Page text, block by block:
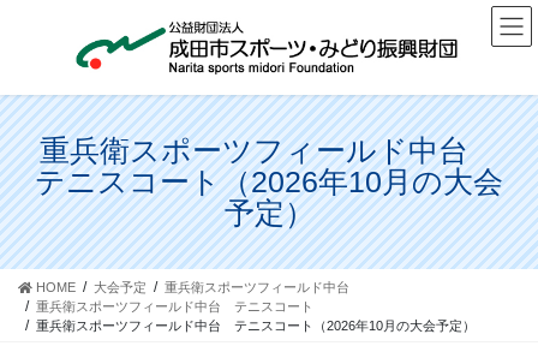
ツ
に
移
動
シ
ョ
ン
に
移
動
重兵衛スポーツフィールド中台
テニスコート（2026年10月の大会
予定）
HOME 大会予定
重兵衛スポーツフィールド中台
重兵衛スポーツフィールド中台 テニスコート
重兵衛スポーツフィールド中台 テニスコート（2026年10月の大会予定）